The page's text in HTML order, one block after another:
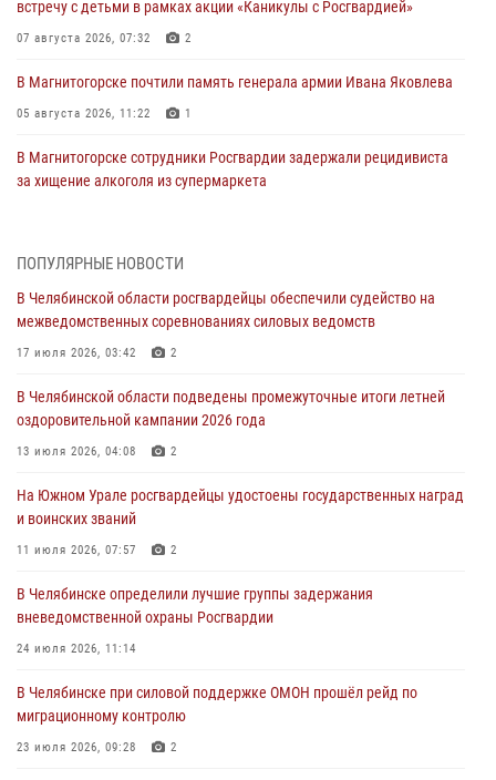
встречу с детьми в рамках акции «Каникулы с Росгвардией»
07 августа 2026, 07:32 2
В Магнитогорске почтили память генерала армии Ивана Яковлева
05 августа 2026, 11:22 1
В Магнитогорске сотрудники Росгвардии задержали рецидивиста
за хищение алкоголя из супермаркета
На Южном Урале спецназ Росгвардии провел военно-полевые
Росгвардейцы задержали трёх магазинных воров в Челябинске
На Южном Урале сотрудники Росгвардии задержали
подозреваемого в совершении убийства
В Челябинской области росгвардейцами по горячим следам
задержан подозреваемый в грабеже
ПОПУЛЯРНЫЕ НОВОСТИ
В Челябинской области росгвардейцы обеспечили судейство на
межведомственных соревнованиях силовых ведомств
17 июля 2026, 03:42 2
В Челябинской области подведены промежуточные итоги летней
оздоровительной кампании 2026 года
13 июля 2026, 04:08 2
На Южном Урале росгвардейцы удостоены государственных наград
и воинских званий
11 июля 2026, 07:57 2
В Челябинске определили лучшие группы задержания
вневедомственной охраны Росгвардии
24 июля 2026, 11:14
В Челябинске при силовой поддержке ОМОН прошёл рейд по
миграционному контролю
23 июля 2026, 09:28 2